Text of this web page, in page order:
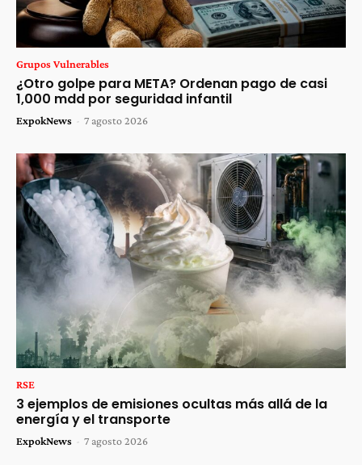
Grupos Vulnerables
¿Otro golpe para META? Ordenan pago de casi
1,000 mdd por seguridad infantil
ExpokNews - 7 agosto 2026
RSE
3 ejemplos de emisiones ocultas más allá de la
energía y el transporte
ExpokNews - 7 agosto 2026